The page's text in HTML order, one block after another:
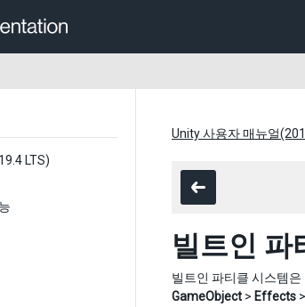
LTS)
Unity 사용자 매뉴얼
빌트인 파
빌트인 파티클 시스템
GameObject > Effects >